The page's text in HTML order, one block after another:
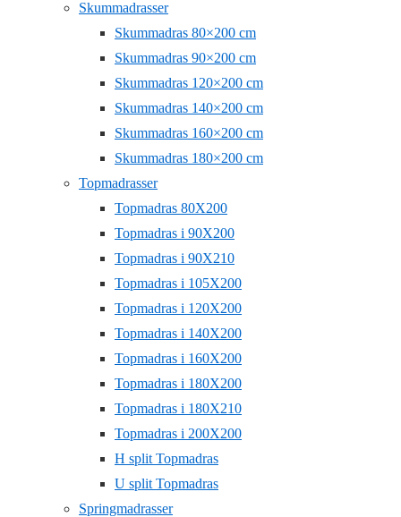
Skummadrasser
Skummadras 80×200 cm
Skummadras 90×200 cm
Skummadras 120×200 cm
Skummadras 140×200 cm
Skummadras 160×200 cm
Skummadras 180×200 cm
Topmadrasser
Topmadras 80X200
Topmadras i 90X200
Topmadras i 90X210
Topmadras i 105X200
Topmadras i 120X200
Topmadras i 140X200
Topmadras i 160X200
Topmadras i 180X200
Topmadras i 180X210
Topmadras i 200X200
H split Topmadras
U split Topmadras
Springmadrasser